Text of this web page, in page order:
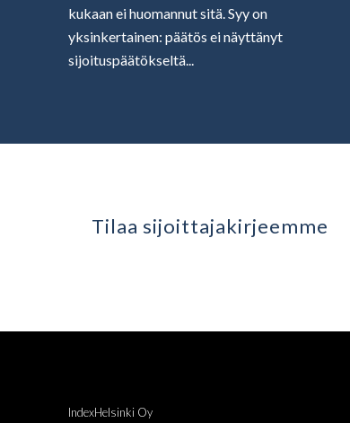
kukaan ei huomannut sitä. Syy on
yksinkertainen: päätös ei näyttänyt
sijoituspäätökseltä...
Tilaa sijoittaja­kirjeemme
IndexHelsinki Oy